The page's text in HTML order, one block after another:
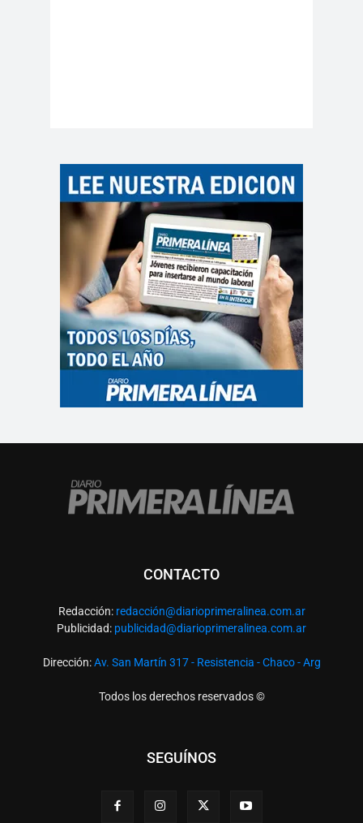
CONTACTO
Redacción: redacción@diarioprimeralinea.com.ar
Publicidad: publicidad@diarioprimeralinea.com.ar
Dirección:Av. San Martín 317 - Resistencia - Chaco - Arg
Todos los derechos reservados ©
SEGUÍNOS